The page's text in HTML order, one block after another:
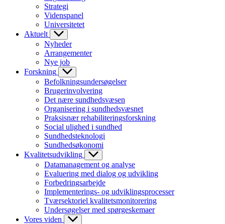
Strategi
Videnspanel
Universitetet
Aktuelt
Nyheder
Arrangementer
Nye job
Forskning
Befolkningsundersøgelser
Brugerinvolvering
Det nære sundhedsvæsen
Organisering i sundhedsvæsnet
Praksisnær rehabiliteringsforskning
Social ulighed i sundhed
Sundhedsteknologi
Sundhedsøkonomi
Kvalitetsudvikling
Datamanagement og analyse
Evaluering med dialog og udvikling
Forbedringsarbejde
Implementerings- og udviklingsprocesser
Tværsektoriel kvalitetsmonitorering
Undersøgelser med spørgeskemaer
Vores viden